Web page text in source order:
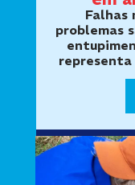
Falhas
problemas
representa
das